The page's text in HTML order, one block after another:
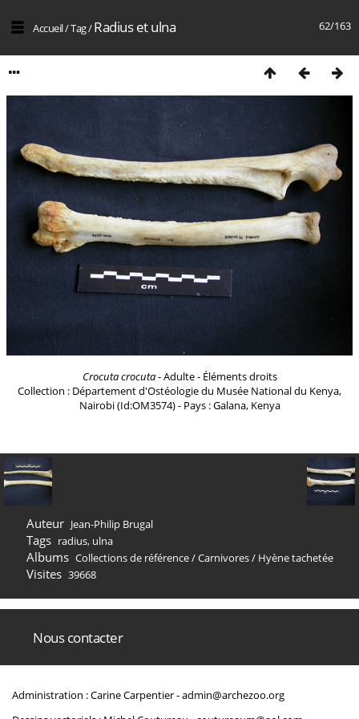
62/163
Accueil/Tag/Radius et ulna
Crocuta crocuta- Adulte - Éléments droits
Collection : Département d'Ostéologie du Musée National du Kenya,
Nairobi (Id:OM3574) - Pays : Galana, Kenya
Auteur Jean-Philip Brugal
Tags radius, ulna
Albums Collections de référence/Carnivores/ Hyène tachetée
Visites 39668
Nous contacter
Administration : Carine Carpentier -admin@archezoo.org